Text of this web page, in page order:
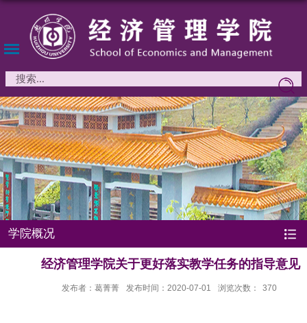
学院概况
经济管理学院关于更好落实教学任务的指导意见
发布者：葛菁菁 发布时间：2020-07-01 浏览次数： 370